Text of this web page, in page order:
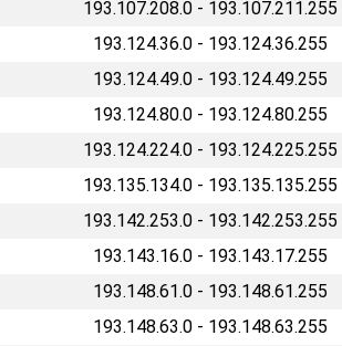
193.107.208.0 - 193.107.211.255
193.124.36.0 - 193.124.36.255
193.124.49.0 - 193.124.49.255
193.124.80.0 - 193.124.80.255
193.124.224.0 - 193.124.225.255
193.135.134.0 - 193.135.135.255
193.142.253.0 - 193.142.253.255
193.143.16.0 - 193.143.17.255
193.148.61.0 - 193.148.61.255
193.148.63.0 - 193.148.63.255